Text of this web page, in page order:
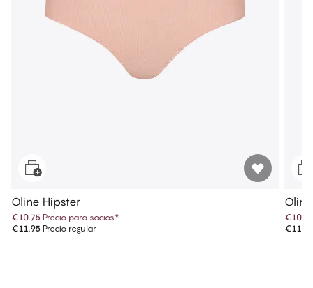
Oline Hipster
€10.75 Precio para socios*
€11.95 Precio regular
€10.75
€11.95